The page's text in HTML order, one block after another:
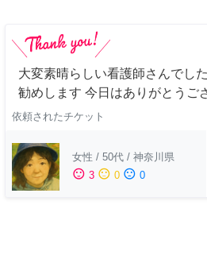
大変素晴らしい看護師さんでし
勧めします 今日はありがとうご
依頼されたチケット
女性 / 50代 / 神奈川県
sentiment_satisfied 3 sentiment_neutral 0 sentiment_dissatisfied 0